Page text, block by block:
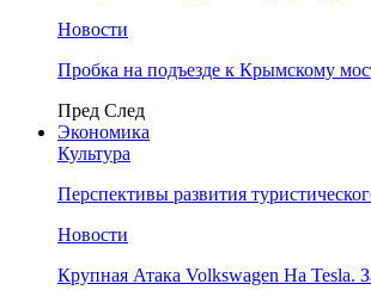
Новости
Пробка на подъезде к Крымскому
Пред След
Экономика
Культура
Перспективы развития
Новости
Крупная Атака Volkswagen На Tesla.